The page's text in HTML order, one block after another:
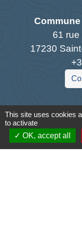
61 rue
17230
This site uses cookies
to activate
OK, accept all